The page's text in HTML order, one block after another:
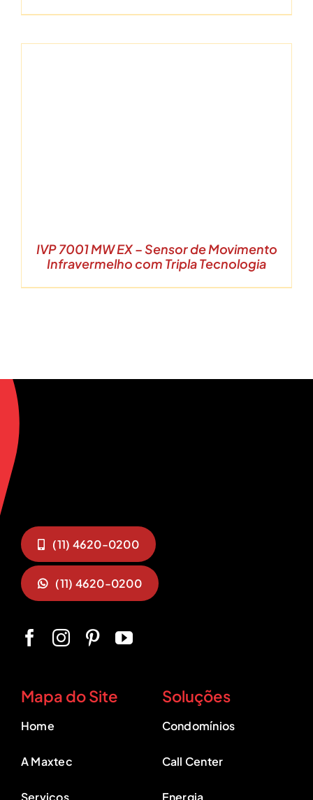
IVP 7001 MW EX – Sensor de Movimento
Infravermelho com Tripla Tecnologia
(11) 4620-0200
(11) 4620-0200
Mapa do Site
Home
A Maxtec
Soluções
Condomínios
Call Center